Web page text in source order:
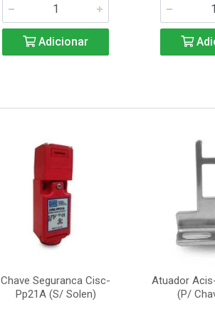
Adicionar
Chave Seguranca Cisc-
Pp21A (S/ Solen)
Atuador
(P/